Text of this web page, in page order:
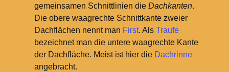
gemeinsamen Schnittlinien die Dachkanten.
Die obere waagrechte Schnittkante zweier
Dachflächen nennt man First. Als Traufe
bezeichnet man die untere waagrechte Kante
der Dachfläche. Meist ist hier die Dachrinne
angebracht.